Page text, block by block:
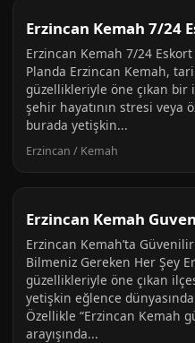
Erzincan Kemah 7/24
Erzincan Kemah 7/24
Planda Erzincan Kemah,
güzellikleriyle öne çıkan bir
şehir hayatının stresi veya
burada yetişkin...
Erzincan / Kemah
Erzincan Kemah
Erzincan Kemah’ta
Bilmeniz Gereken Her Şey
güzellikleriyle öne çıkan
yetişkin eğlence
Özellikle “Erzincan Kemah
arayışında...